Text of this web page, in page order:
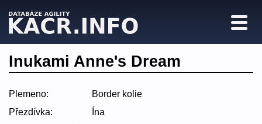
Inukami Anne's Dream
Plemeno:
Border kolie
Přezdívka:
Ína